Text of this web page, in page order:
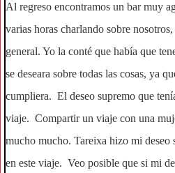
Al regreso encontramos un bar muy
varias horas charlando sobre
general. Yo la conté que había que
se deseara sobre todas las cosas, ya
cumpliera. El deseo supremo que
viaje. Compartir un viaje con una
mucho mucho. Tareixa hizo mi deseo
en este viaje. Veo posible que si mi